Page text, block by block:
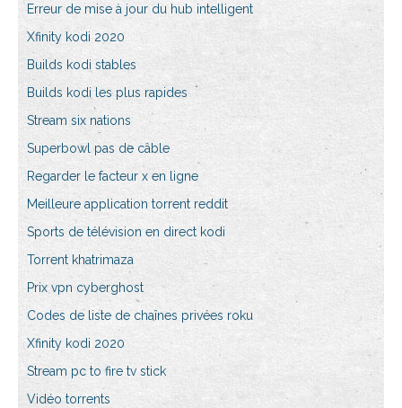
Erreur de mise à jour du hub intelligent
Xfinity kodi 2020
Builds kodi stables
Builds kodi les plus rapides
Stream six nations
Superbowl pas de câble
Regarder le facteur x en ligne
Meilleure application torrent reddit
Sports de télévision en direct kodi
Torrent khatrimaza
Prix vpn cyberghost
Codes de liste de chaînes privées roku
Xfinity kodi 2020
Stream pc to fire tv stick
Vidéo torrents